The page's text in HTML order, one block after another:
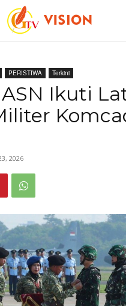
PERISTIWA Terkini
Ikuti
2026